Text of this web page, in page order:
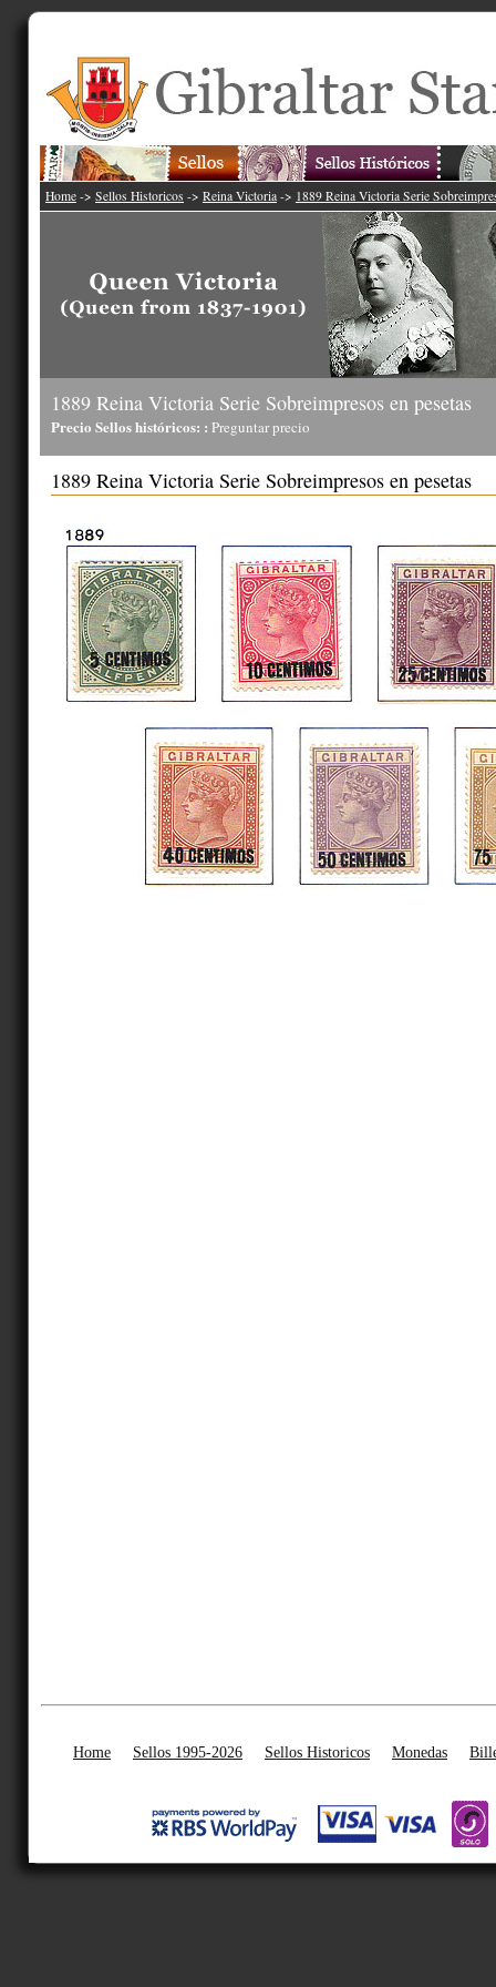
Home -> Sellos Historicos -> Reina Victoria -> 1889 Reina Victoria Serie
1889 Reina Victoria Serie Sobreimpresos en pesetas
Precio Sellos históricos: : Preguntar precio
1889 Reina Victoria Serie Sobreimpresos en pesetas
Home Sellos 1995-2026 Sellos Historicos Monedas